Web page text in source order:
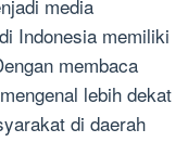
media
Indonesia memiliki
membaca
lebih dekat
di daerah